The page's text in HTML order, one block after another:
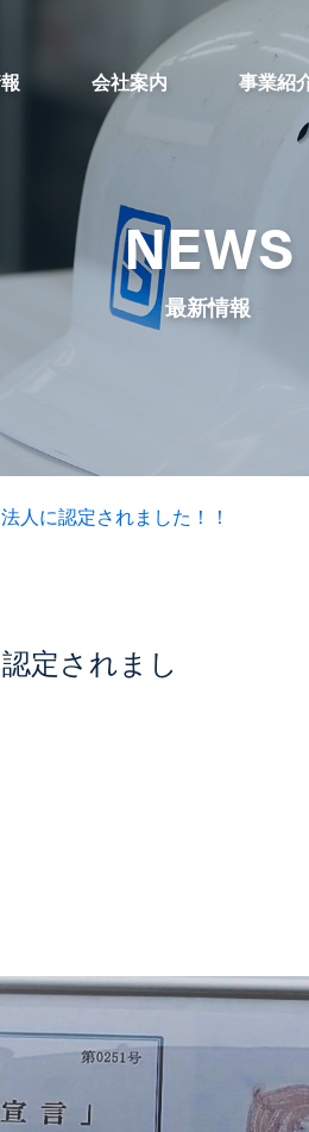
会社案内 事業紹
NEWS
最新情報
人に認定されました！！
定されまし